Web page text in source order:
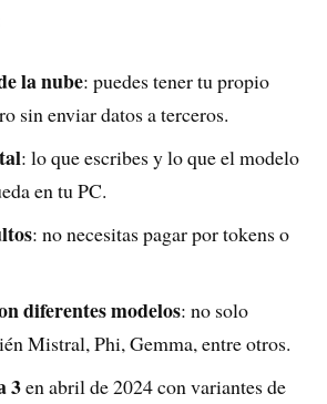
la nube: puedes tener tu propio
sin enviar datos a terceros.
: lo que escribes y lo que el modelo
en tu PC.
: no necesitas pagar por tokens o
diferentes modelos: no solo
Mistral, Phi, Gemma, entre otros.
3en abril de 2024 con variantes de